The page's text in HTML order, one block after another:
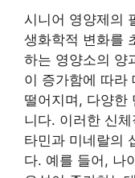
시니어 영양제의
생화학적 변화를
하는 영양소의 양
이 증가함에 따라
떨어지며, 다양한
니다. 이러한 신
타민과 미네랄의
다. 예를 들어, 나